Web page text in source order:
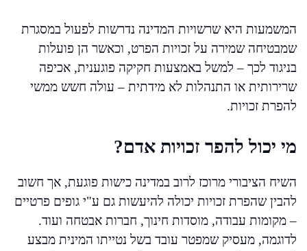
המשמעות היא שרשויות המדינה נדרשות לפעול במסגרת
שמבטיחה שמירה על זכויות הפרט, וכאשר הן פועלות
בניגוד לכך – למשל באמצעות חקיקה פוגענית, אכיפה
שרירותית או התנהלות לא מידתית – עולה חשש ממשי
להפרת זכויות.
מי יכול להפר זכויות אדם?
השיח הציבורי מרוכז לרוב במדינה כישות פוגעת, אך חשוב
להבין שהפרת זכויות יכולה להיעשות גם ע"י גופים פרטיים
– מקומות עבודה, מוסדות חינוך, חברות אבטחה ועוד.
לדוגמה, מעסיק שמפטר עובד בשל נטייתו המינית מבצע